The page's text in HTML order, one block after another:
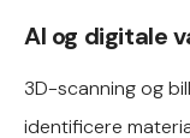
AI og digitale
3D-scanning og
identificere